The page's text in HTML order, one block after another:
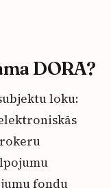
DORA?
loku:
fondu